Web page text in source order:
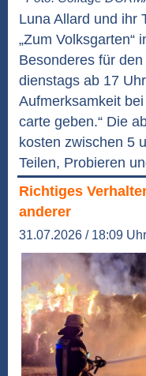
Luna Allard und ihr
„Zum Volksgarten“
Besonderes für
dienstags ab 17
Aufmerksamkeit
carte geben.“ Die
kosten zwischen 5
Teilen, Probieren
Richtiges
anderer
31.07.2026 / 18:09 Uhr